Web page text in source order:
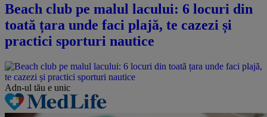
Beach club pe malul lacului: 6 locuri din
toată țara unde faci plajă, te cazezi și
practici sporturi nautice
Adn-ul tău e unic